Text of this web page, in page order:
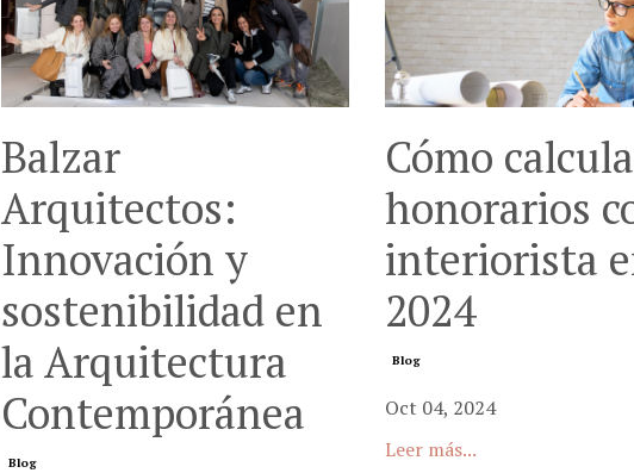
Balzar
Arquitectos:
Innovación y
sostenibilidad en
la Arquitectura
Contemporánea
Blog
Cómo
honorarios
interiorista
2024
Blog
Oct 04, 2024
Leer más...